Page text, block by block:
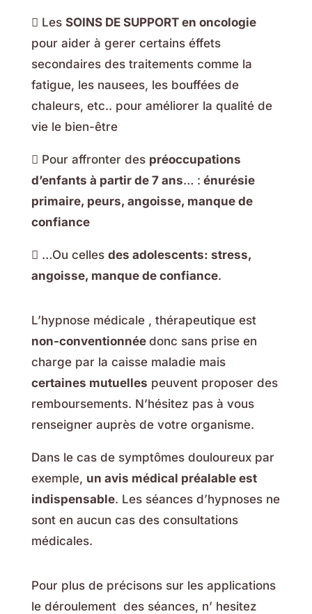
 Les SOINS DE SUPPORT en oncologie
pour aider à gerer certains éffets
secondaires des traitements comme la
fatigue, les nausees, les bouffées de
chaleurs, etc.. pour améliorer la qualité de
vie le bien-être
 Pour affronter des préoccupations
d’enfants à partir de 7 ans… : énurésie
primaire, peurs, angoisse, manque de
confiance
 …Ou celles des adolescents: stress,
angoisse, manque de confiance.
L’hypnose médicale , thérapeutique est
non-conventionnée donc sans prise en
charge par la caisse maladie mais
certaines mutuelles peuvent proposer des
remboursements. N’hésitez pas à vous
renseigner auprès de votre organisme.
Dans le cas de symptômes douloureux par
exemple, un avis médical préalable est
indispensable. Les séances d’hypnoses ne
sont en aucun cas des consultations
médicales.
Pour plus de précisons sur les applications
le déroulement des séances, n’ hesitez